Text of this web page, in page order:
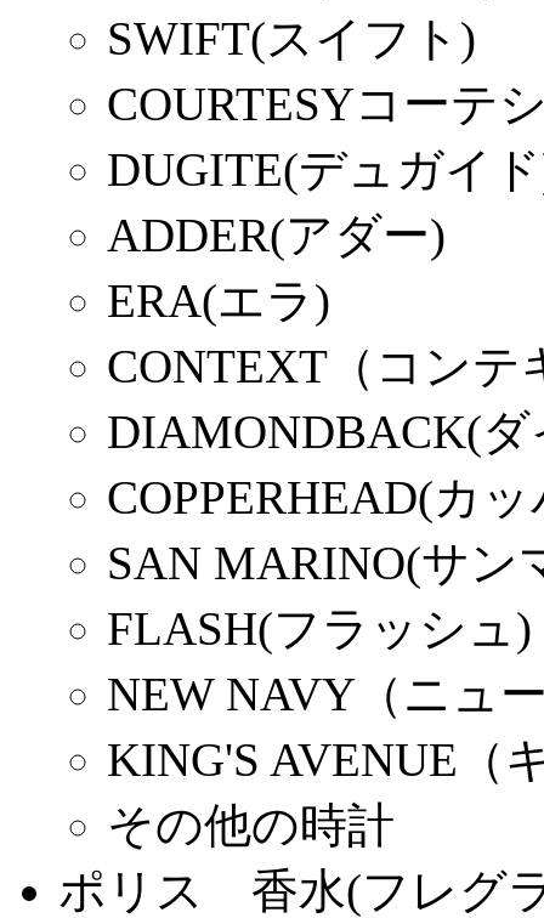
SWIFT(スイフト)
COURTESYコーテ
DUGITE(デュガイ
ADDER(アダー)
ERA(エラ)
CONTEXT（コンテ
DIAMONDBACK(
COPPERHEAD(カ
SAN MARINO(サン
FLASH(フラッシュ)
NEW NAVY（ニュ
KING'S AVENUE（
その他の時計
ポリス 香水(フレグ